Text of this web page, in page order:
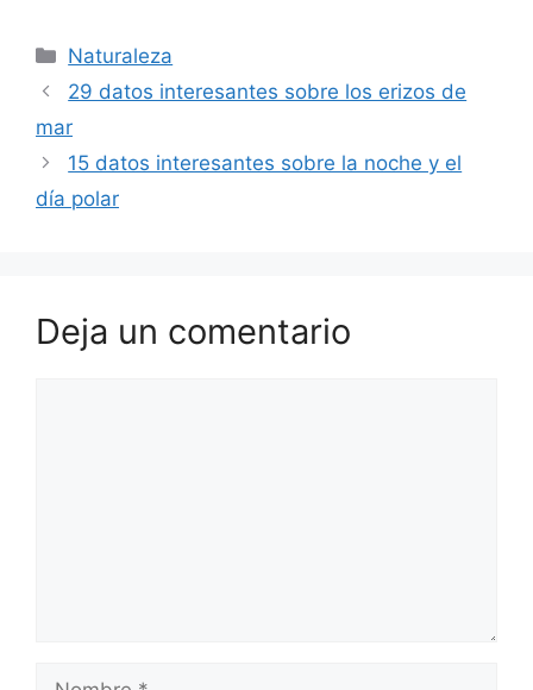
Categorías
Naturaleza
29 datos interesantes sobre los erizos de
mar
15 datos interesantes sobre la noche y el
día polar
Deja un comentario
Nombre